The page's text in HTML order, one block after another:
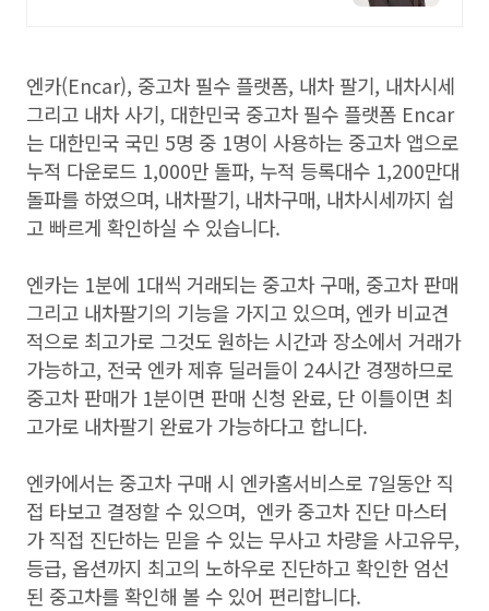
엔카(Encar), 중고차 필수 플랫폼, 내차 팔기, 내차시세
그리고 내차 사기, 대한민국 중고차 필수 플랫폼 Encar
는 대한민국 국민 5명 중 1명이 사용하는 중고차 앱으로
누적 다운로드 1,000만 돌파, 누적 등록대수 1,200만대
돌파를 하였으며, 내차팔기, 내차구매, 내차시세까지 쉽
고 빠르게 확인하실 수 있습니다.
엔카는 1분에 1대씩 거래되는 중고차 구매, 중고차 판매
그리고 내차팔기의 기능을 가지고 있으며, 엔카 비교견
적으로 최고가로 그것도 원하는 시간과 장소에서 거래가
가능하고, 전국 엔카 제휴 딜러들이 24시간 경쟁하므로
중고차 판매가 1분이면 판매 신청 완료, 단 이틀이면 최
고가로 내차팔기 완료가 가능하다고 합니다.
엔카에서는 중고차 구매 시 엔카홈서비스로 7일동안 직
접 타보고 결정할 수 있으며, 엔카 중고차 진단 마스터
가 직접 진단하는 믿을 수 있는 무사고 차량을 사고유무,
등급, 옵션까지 최고의 노하우로 진단하고 확인한 엄선
된 중고차를 확인해 볼 수 있어 편리합니다.